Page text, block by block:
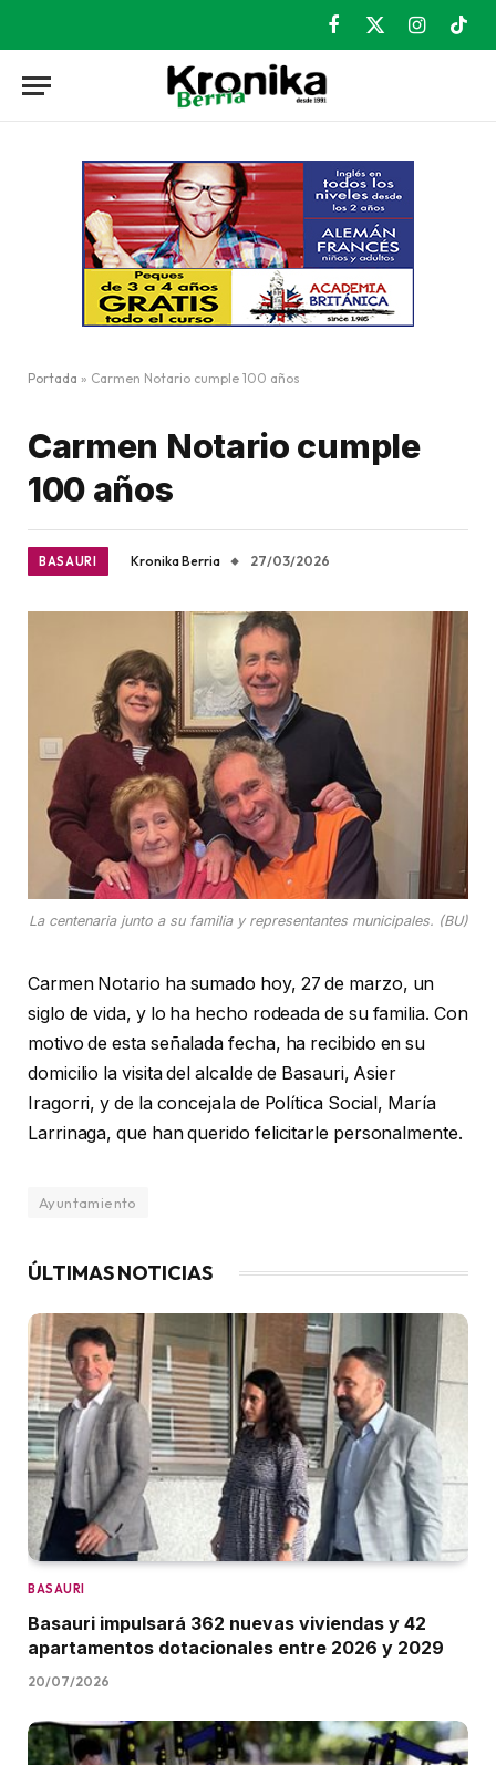
Facebook
X
Instagram
Portada » Carmen Notario cumple 100 años
Carmen Notario cumple
100 años
BASAURI Kronika Berria 27/03/2026
La centenaria junto a su familia y representantes municipales. (BU)
Carmen Notario ha sumado hoy, 27 de marzo, un
siglo de vida, y lo ha hecho rodeada de su familia. Con
motivo de esta señalada fecha, ha recibido en su
domicilio la visita del alcalde de Basauri, Asier
Iragorri, y de la concejala de Política Social, María
Larrinaga, que han querido felicitarle personalmente.
Ayuntamiento
ÚLTIMAS NOTICIAS
BASAURI
Basauri impulsará 362 nuevas viviendas y 42
apartamentos dotacionales entre 2026 y 2029
20/07/2026